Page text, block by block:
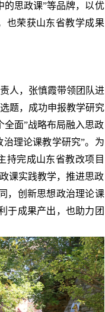
的思政课”等品牌，以优
也荣获山东省教学成果
人，张慎霞带领团队进
题，成功申报教学研究
全面”战略布局融入思政
治理论课教学研究”。为
持完成山东省教改项目
课实践教学，推进思政
，创新思想政治理论课
于成果产出，也助力团